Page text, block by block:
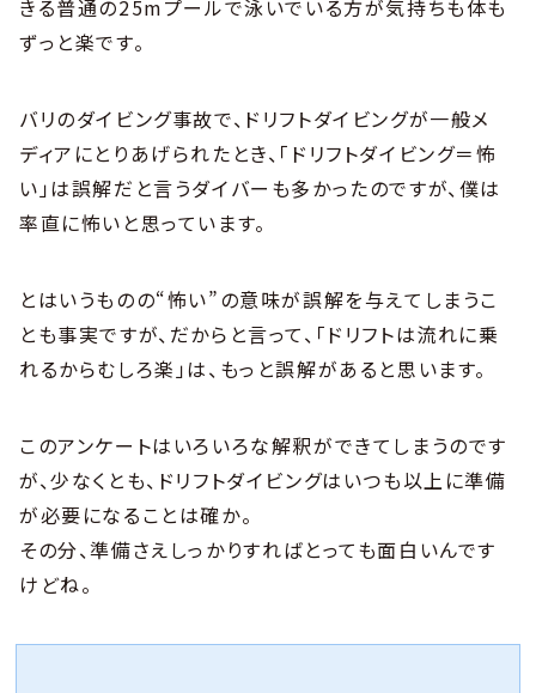
きる普通の25mプールで泳いでいる方が気持ちも体も
ずっと楽です。
バリのダイビング事故で、ドリフトダイビングが一般メ
ディアにとりあげられたとき、「ドリフトダイビング＝怖
い」は誤解だと言うダイバーも多かったのですが、僕は
率直に怖いと思っています。
とはいうものの“怖い”の意味が誤解を与えてしまうこ
とも事実ですが、だからと言って、「ドリフトは流れに乗
れるからむしろ楽」は、もっと誤解があると思います。
このアンケートはいろいろな解釈ができてしまうのです
が、少なくとも、ドリフトダイビングはいつも以上に準備
が必要になることは確か。
その分、準備さえしっかりすればとっても面白いんです
けどね。